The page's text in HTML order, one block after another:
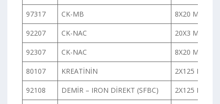
97317 CK-MB 8X20 ML
92207 CK-NAC 20X3 ML
92307 CK-NAC 8X20 ML
80107 KREATİNİN 2X125 ML
92108 DEMİR – IRON DİREKT (SFBC) 2X125 ML